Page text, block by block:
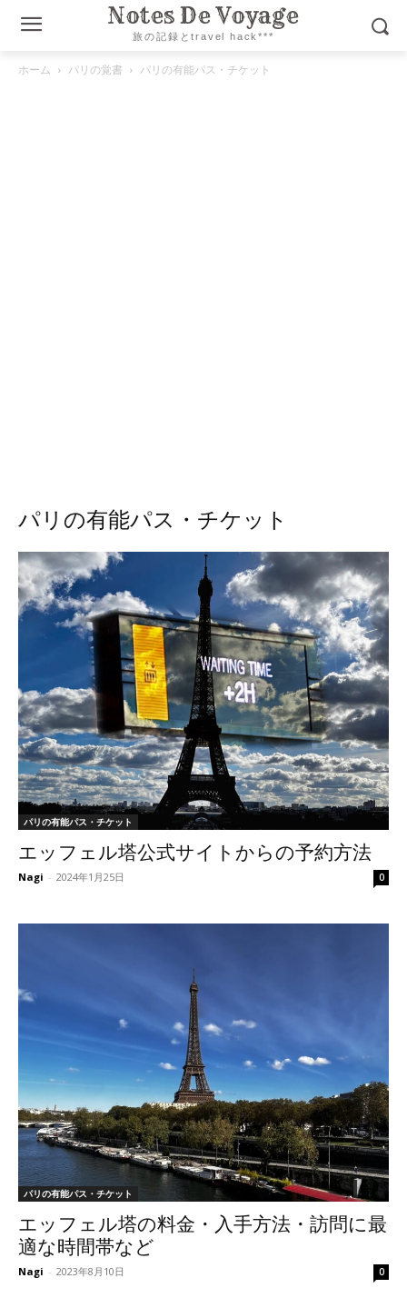
Notes De Voyage
旅の記録とtravel hack***
ホーム パリの覚書 パリの有能パス・チケット
パリの有能パス・チケット
パリの有能パス・チケット
エッフェル塔公式サイトからの予約方法
Nagi - 2024年1月25日 0
パリの有能パス・チケット
エッフェル塔の料金・入手方法・訪問に最
適な時間帯など
Nagi - 2023年8月10日 0